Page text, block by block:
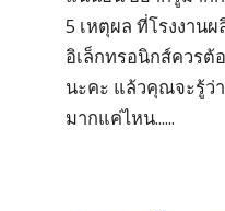
5 เหตุผล ที่โรงงาน
อิเล็กทรอนิกส์ควรต้
นะคะ แล้วคุณจะรู้ว่
มากแค่ไหน......